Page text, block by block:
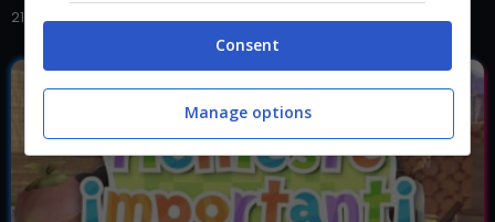
21 Marzo 2026, 21:00
Consent
Manage options